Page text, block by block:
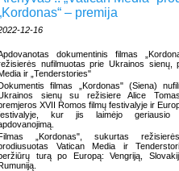
– premija
12-16
dokumentinis filmas
nufilmuotas prie Ukrainos sienų,
ir „Tenderstories"
filmas „Kordonas" (Siena)
sienų su režisiere Alice
XVII Romos filmų festivalyje ir
kur jis laimėjo geriausio
„Kordonas", sukurtas
Vatican Media ir
turą po Europą: Vengriją,